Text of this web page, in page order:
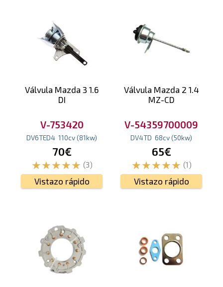
Válvula Mazda 3 1.6
DI
V-753420
DV6TED4 110cv(81kw)
70€
(3)
Vistazo rápido
Válvula Mazda 2 1.4
MZ-CD
V-54359700009
DV4TD 68cv(50kw)
65€
(1)
Vistazo rápido